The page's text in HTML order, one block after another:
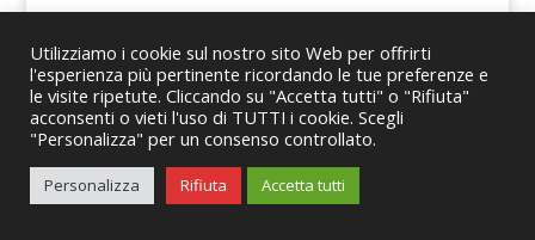
© 2024 Romano Caravans Group S.r.l. – P.IVA
08167441214
Utilizziamo i cookie sul nostro sito Web per offrirti
l'esperienza più pertinente ricordando le tue preferenze e
le visite ripetute. Cliccando su "Accetta tutti" o "Rifiuta"
acconsenti o vieti l'uso di TUTTI i cookie. Scegli
"Personalizza" per un consenso controllato.
Personalizza Rifiuta Accetta tutti